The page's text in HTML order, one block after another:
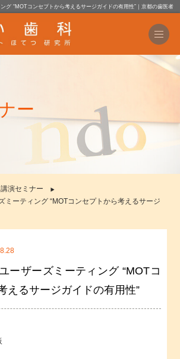
グ “MOTコンセプトから考えるサージガイドの有用性”｜京都の歯医者
ー
講演セミナー
ミーティング “MOTコンセプトから考えるサージ
ーザーズミーティング “MOTコ
えるサージガイドの有用性”